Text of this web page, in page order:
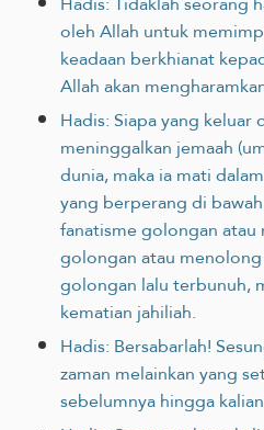
oleh Allah untuk
keadaan berkhianat
Allah akan
Hadis: Siapa yang keluar
meninggalkan jemaah
dunia, maka ia mati
yang berperang di
fanatisme golongan
golongan atau
golongan lalu terbunuh,
kematian jahiliah.
Hadis: Bersabarlah!
zaman melainkan yang
sebelumnya hingga